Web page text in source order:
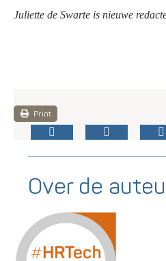
Juliette de Swarte is nieuwe
Print
Over de